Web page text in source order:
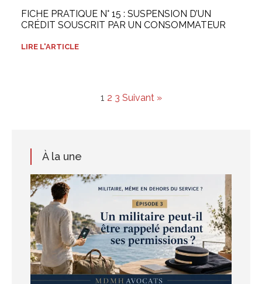
FICHE PRATIQUE N° 15 : SUSPENSION D’UN
CRÉDIT SOUSCRIT PAR UN CONSOMMATEUR
LIRE L'ARTICLE
1 2 3 Suivant »
À la une